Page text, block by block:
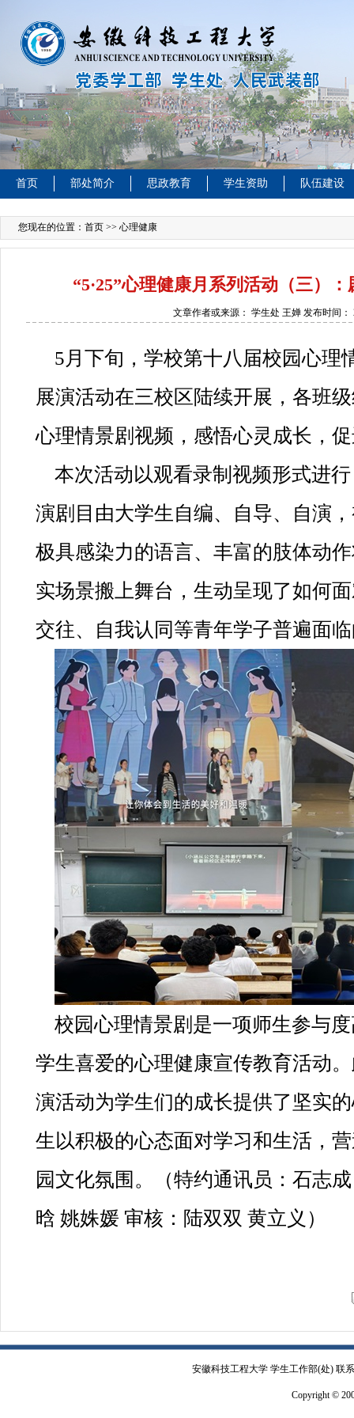
首页 部处简介 思政教育 学生资助 队伍建设
您现在的位置： 首页 >> 心理健康
“5·25”心理健康月系列活动（三）
文章作者或来源： 学生处 王婵 发布时间：
5月下旬，学校第十八届校园心理
展演活动在三校区陆续开展，各班
心理情景剧视频，感悟心灵成长，
本次活动以观看录制视频形式进
演剧目由大学生自编、自导、自演
极具感染力的语言、丰富的肢体动
实场景搬上舞台，生动呈现了如何
交往、自我认同等青年学子普遍面
校园心理情景剧是一项师生参与
学生喜爱的心理健康宣传教育活动
演活动为学生们的成长提供了坚实
生以积极的心态面对学习和生活，
园文化氛围。（特约通讯员：石志
晗 姚姝媛 审核：陆双双 黄立义）
安徽科技工程大学 学生工作部(处) 联
Copyright ©